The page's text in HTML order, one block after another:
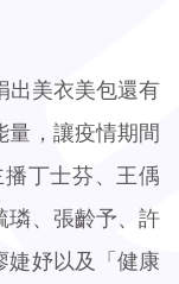
出美衣美包還有
量，讓疫情期間
丁士芬、王偊
璘、張齡予、許
婕妤以及「健康